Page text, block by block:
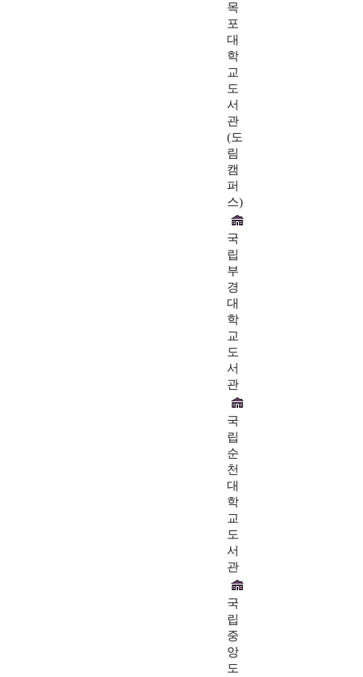
목
포
대
학
교
도
서
관
(도
림
캠
퍼
스)
국
립
부
경
대
학
교
도
서
관
국
립
순
천
대
학
교
도
서
관
국
립
중
앙
도